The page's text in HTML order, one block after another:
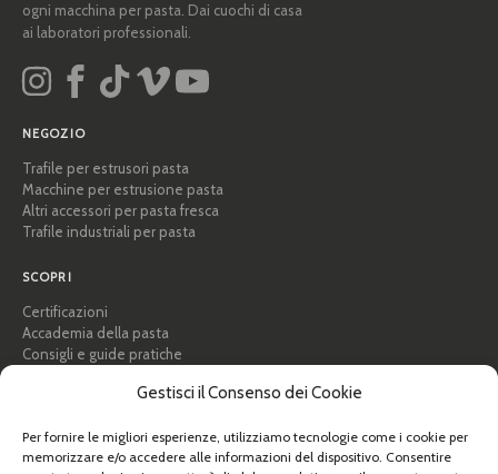
Gestisci il Consenso dei Cookie
Per fornire le migliori esperienze, utilizziamo tecnologie come i cookie per
memorizzare e/o accedere alle informazioni del dispositivo. Consentire
ogni macchina per pasta. Dai cuochi di casa
ai laboratori professionali.
NEGOZIO
Trafile per estrusori pasta
Macchine per estrusione pasta
Altri accessori per pasta fresca
Trafile industriali per pasta
SCOPRI
Certificazioni
Accademia della pasta
Consigli e guide pratiche
Professionisti e B2B
AIUTO